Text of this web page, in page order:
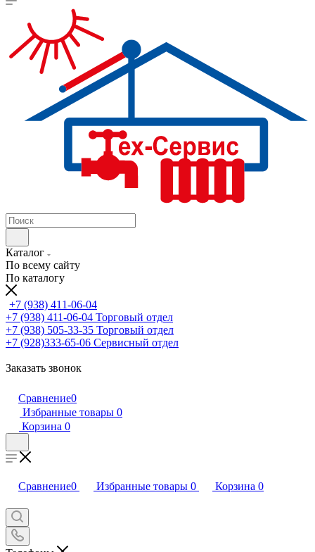
Каталог
По всему сайту
По каталогу
+7 (938) 411-06-04
+7 (938) 411-06-04 Торговый отдел
+7 (938) 505-33-35 Торговый отдел
+7 (928)333-65-06 Сервисный отдел
Заказать звонок
Сравнение0
Избранные товары 0
Корзина 0
Сравнение0 Избранные товары 0 Корзина 0